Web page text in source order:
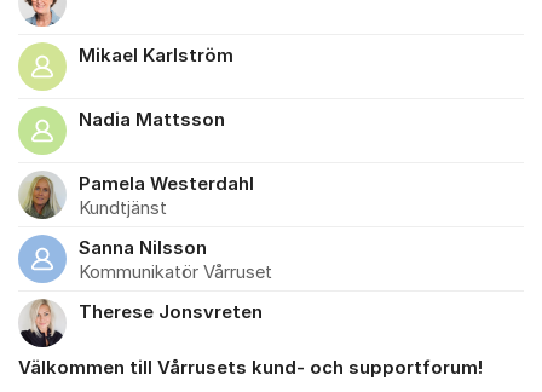
Mikael Karlström
Nadia Mattsson
Pamela Westerdahl
Kundtjänst
Sanna Nilsson
Kommunikatör Vårruset
Therese Jonsvreten
Om forumet
Välkommen till Vårrusets kund- och supportforum!